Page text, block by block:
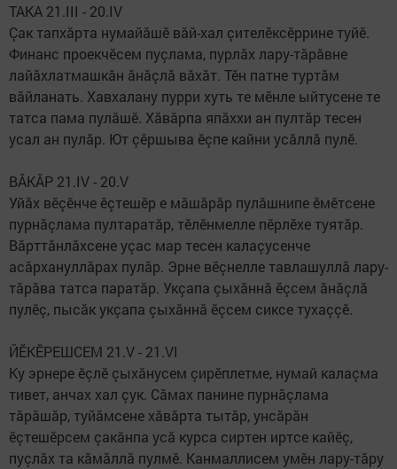
ТАКА 21.III - 20.IV
Çак тапхăрта нумайăшӗ вăй-хал çителӗксӗррине туйӗ.
Финанс проекчӗсем пуçлама, пурлăх лару-тăрăвне
лайăхлатмашкăн ăнăçлă вăхăт. Тӗн патне туртăм
вăйланать. Хавхалану пурри хуть те мӗнле ыйтусене те
татса пама пулăшӗ. Хăвăрпа япăххи ан пултăр тесен
усал ан пулăр. Ют çӗршыва ӗçпе кайни усăллă пулӗ.
ВĂКĂР 21.IV - 20.V
Уйăх вӗçӗнче ӗçтешӗр е мăшăрăр пулăшнипе ӗмӗтсене
пурнăçлама пултаратăр, тӗлӗнмелле пӗрлӗхе туятăр.
Вăрттăнлăхсене уçас мар тесен калаçусенче
асăрхануллăрах пулăр. Эрне вӗçнелле тавлашуллă лару-
тăрăва татса паратăр. Укçапа çыхăннă ӗçсем ăнăçлă
пулӗç, пысăк укçапа çыхăннă ӗçсем сиксе тухаççӗ.
ЙӖКӖРЕШСЕМ 21.V - 21.VI
Ку эрнере ӗçлӗ çыхăнусем çирӗплетме, нумай калаçма
тивет, анчах хал çук. Сăмах панине пурнăçлама
тăрăшăр, туйăмсене хăвăрта тытăр, унсăрăн
ӗçтешӗрсем çакăнпа усă курса сиртен иртсе кайӗç,
пуçлăх та кăмăллă пулмӗ. Канмаллисем умӗн лару-тăру